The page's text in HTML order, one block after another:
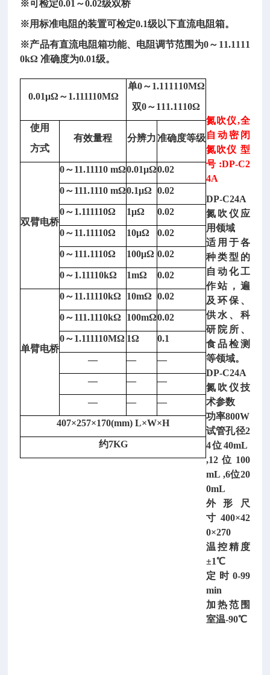
※可检定0.01～0.02级双桥
※用标准电阻的装置可检定0.1级以下直流电阻箱。
※产品有直流电阻箱功能、电阻调节范围为0～11.1111
0kΩ 准确度为0.01级。
0.01μΩ～1.111110MΩ
单0～1.111110MΩ
双0～111.1110Ω
使用
方式
有效量程 分辨力 准确度等级
双臂电桥
0～11.11110 mΩ0.01μΩ0.02
0～111.1110 mΩ0.1μΩ 0.02
0～1.111110Ω 1μΩ 0.02
0～11.11110Ω 10μΩ 0.02
0～111.1110Ω 100μΩ 0.02
0～1.11110kΩ 1mΩ 0.02
单臂电桥
0～11.11110kΩ 10mΩ 0.02
0～111.1110kΩ 100mΩ0.02
0～1.111110MΩ 1Ω 0.1
— — —
— — —
— — —
407×257×170(mm) L×W×H
约7KG
氮吹仪,全
自动密闭
氮吹仪 型
号:DP-C2
4A
DP-C24A
氮吹仪应
用领域
适用于各
种类型的
自动化工
作站，遍
及环保、
供水、科
研院所、
食品检测
等领域。
DP-C24A
氮吹仪技
术参数
功率800W
试管孔径2
4位40mL
,12位100
mL ,6位20
0mL
外形尺
寸 400×42
0×270
温控精度
±1℃
定时 0-99
min
加热范围
室温-90℃